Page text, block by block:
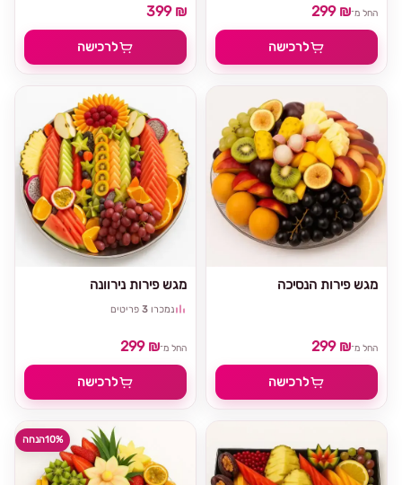
399 ₪
לרכישה
החל מ־299 ₪
לרכישה
מגש פירות נירוונה
נמכרו 3 פריטים
החל מ־299 ₪
לרכישה
מגש פירות הנסיכה
החל מ־299 ₪
לרכישה
10%הנחה